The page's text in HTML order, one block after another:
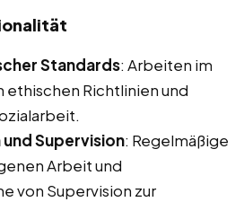
Standards: Arbeiten im
ethischen Richtlinien und
Supervision: Regelmäßige
Arbeit und
von Supervision zur